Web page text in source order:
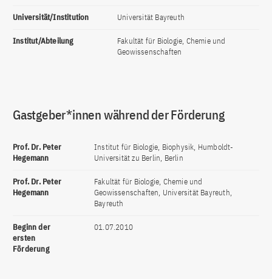
Universität/Institution Universität Bayreuth
Institut/Abteilung
Fakultät für Biologie, Chemie und
Geowissenschaften
Gastgeber*innen während der Förderung
Prof. Dr. Peter
Hegemann
Institut für Biologie, Biophysik, Humboldt-
Universität zu Berlin, Berlin
Prof. Dr. Peter
Hegemann
Fakultät für Biologie, Chemie und
Geowissenschaften, Universität Bayreuth,
Bayreuth
Beginn der
ersten
Förderung
01.07.2010